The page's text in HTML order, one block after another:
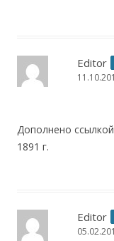
Editor
Дополнено
1891 г.
Editor